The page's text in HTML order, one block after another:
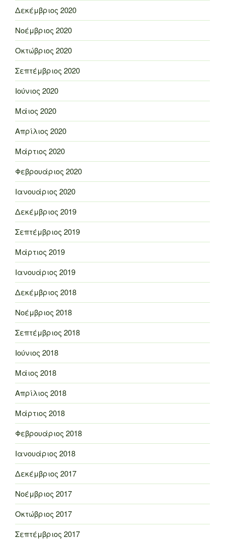
Δεκέμβριος 2020
Νοέμβριος 2020
Οκτώβριος 2020
Σεπτέμβριος 2020
Ιούνιος 2020
Μάιος 2020
Απρίλιος 2020
Μάρτιος 2020
Φεβρουάριος 2020
Ιανουάριος 2020
Δεκέμβριος 2019
Σεπτέμβριος 2019
Μάρτιος 2019
Ιανουάριος 2019
Δεκέμβριος 2018
Νοέμβριος 2018
Σεπτέμβριος 2018
Ιούνιος 2018
Μάιος 2018
Απρίλιος 2018
Μάρτιος 2018
Φεβρουάριος 2018
Ιανουάριος 2018
Δεκέμβριος 2017
Νοέμβριος 2017
Οκτώβριος 2017
Σεπτέμβριος 2017